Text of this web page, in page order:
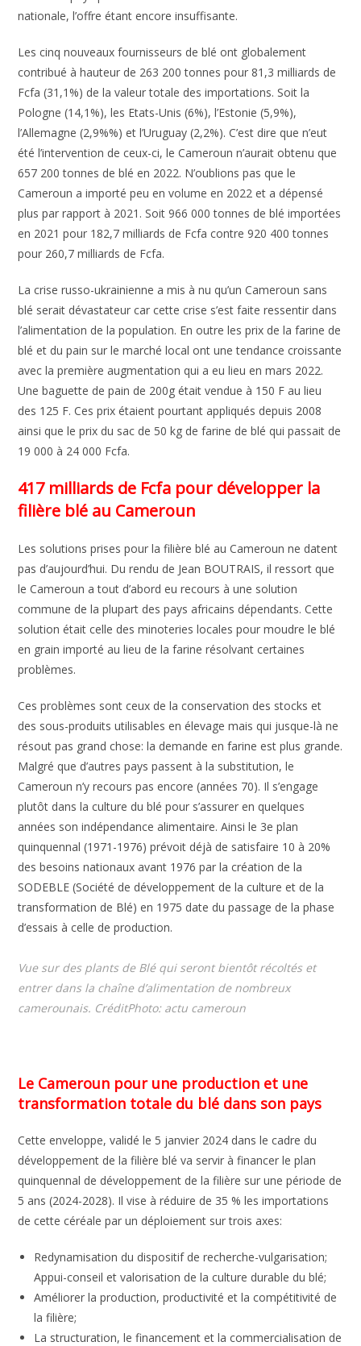
nationale, l’offre étant encore insuffisante.
Les cinq nouveaux fournisseurs de blé ont globalement
contribué à hauteur de 263 200 tonnes pour 81,3 milliards de
Fcfa (31,1%) de la valeur totale des importations. Soit la
Pologne (14,1%), les Etats-Unis (6%), l’Estonie (5,9%),
l’Allemagne (2,9%%) et l’Uruguay (2,2%). C’est dire que n’eut
été l’intervention de ceux-ci, le Cameroun n’aurait obtenu que
657 200 tonnes de blé en 2022. N’oublions pas que le
Cameroun a importé peu en volume en 2022 et a dépensé
plus par rapport à 2021. Soit 966 000 tonnes de blé importées
en 2021 pour 182,7 milliards de Fcfa contre 920 400 tonnes
pour 260,7 milliards de Fcfa.
La crise russo-ukrainienne a mis à nu qu’un Cameroun sans
blé serait dévastateur car cette crise s’est faite ressentir dans
l’alimentation de la population. En outre les prix de la farine de
blé et du pain sur le marché local ont une tendance croissante
avec la première augmentation qui a eu lieu en mars 2022.
Une baguette de pain de 200g était vendue à 150 F au lieu
des 125 F. Ces prix étaient pourtant appliqués depuis 2008
ainsi que le prix du sac de 50 kg de farine de blé qui passait de
19 000 à 24 000 Fcfa.
417 milliards de Fcfa pour développer la
filière blé au Cameroun
Les solutions prises pour la filière blé au Cameroun ne datent
pas d’aujourd’hui. Du rendu de Jean BOUTRAIS, il ressort que
le Cameroun a tout d’abord eu recours à une solution
commune de la plupart des pays africains dépendants. Cette
solution était celle des minoteries locales pour moudre le blé
en grain importé au lieu de la farine résolvant certaines
problèmes.
Ces problèmes sont ceux de la conservation des stocks et
des sous-produits utilisables en élevage mais qui jusque-là ne
résout pas grand chose: la demande en farine est plus grande.
Malgré que d’autres pays passent à la substitution, le
Cameroun n’y recours pas encore (années 70). Il s’engage
plutôt dans la culture du blé pour s’assurer en quelques
années son indépendance alimentaire. Ainsi le 3e plan
quinquennal (1971-1976) prévoit déjà de satisfaire 10 à 20%
des besoins nationaux avant 1976 par la création de la
SODEBLE (Société de développement de la culture et de la
transformation de Blé) en 1975 date du passage de la phase
d’essais à celle de production.
Vue sur des plants de Blé qui seront bientôt récoltés et
entrer dans la chaîne d’alimentation de nombreux
camerounais. CréditPhoto: actu cameroun
Le Cameroun pour une production et une
transformation totale du blé dans son pays
Cette enveloppe, validé le 5 janvier 2024 dans le cadre du
développement de la filière blé va servir à financer le plan
quinquennal de développement de la filière sur une période de
5 ans (2024-2028). Il vise à réduire de 35 % les importations
de cette céréale par un déploiement sur trois axes:
Redynamisation du dispositif de recherche-vulgarisation;
Appui-conseil et valorisation de la culture durable du blé;
Améliorer la production, productivité et la compétitivité de
la filière;
La structuration, le financement et la commercialisation de